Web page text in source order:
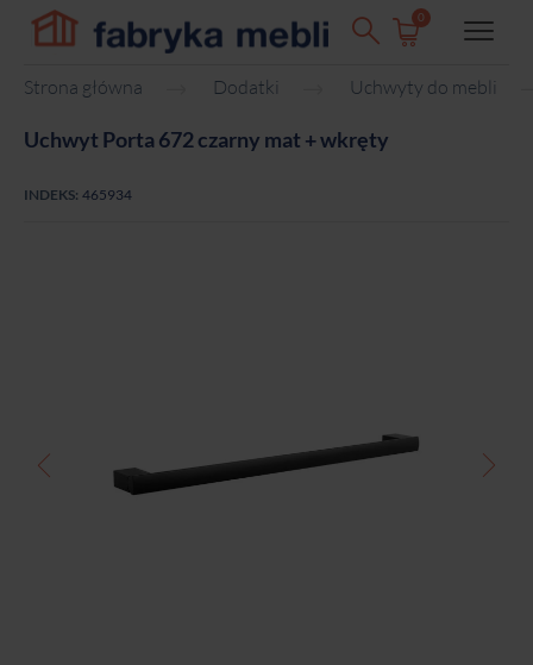
0
Strona główna Dodatki Uchwyty do mebli
Uchwyt Porta 672 czarny mat + wkręty
INDEKS: 465934